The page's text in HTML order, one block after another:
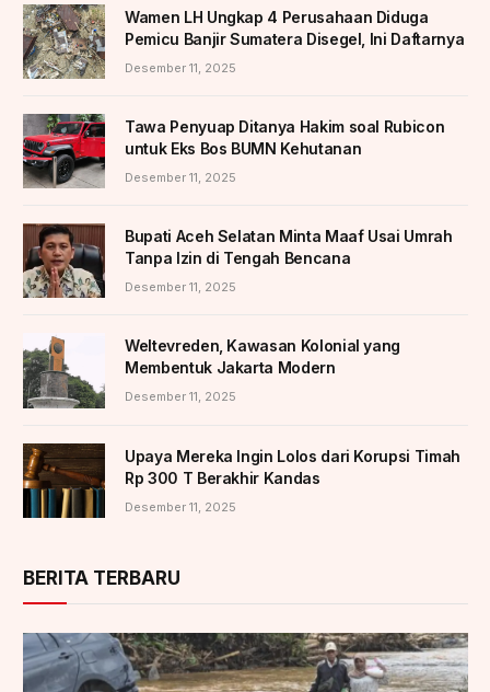
Wamen LH Ungkap 4 Perusahaan Diduga
Pemicu Banjir Sumatera Disegel, Ini Daftarnya
Desember 11, 2025
Tawa Penyuap Ditanya Hakim soal Rubicon
untuk Eks Bos BUMN Kehutanan
Desember 11, 2025
Bupati Aceh Selatan Minta Maaf Usai Umrah
Tanpa Izin di Tengah Bencana
Desember 11, 2025
Weltevreden, Kawasan Kolonial yang
Membentuk Jakarta Modern
Desember 11, 2025
Upaya Mereka Ingin Lolos dari Korupsi Timah
Rp 300 T Berakhir Kandas
Desember 11, 2025
BERITA TERBARU